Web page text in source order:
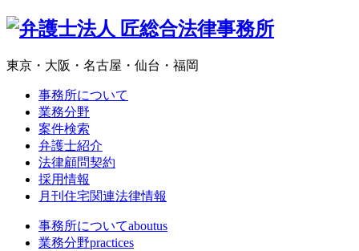
東京・大阪・名古屋・仙台・福岡
事務所について
業務分野
案件検索
弁護士紹介
法律顧問契約
採用情報
月刊住宅関連法律情報
事務所についてaboutus
業務分野practices